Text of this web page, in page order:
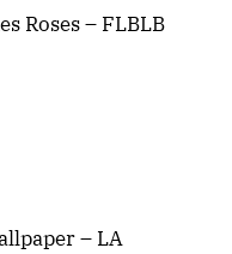
Roses – FLBLB
– LA